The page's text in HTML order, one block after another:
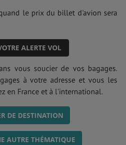
le prix du billet d'avion sera
ALERTE VOL
vous soucier de vos bagages.
à votre adresse et vous les
en France et à l'international.
DE DESTINATION
AUTRE THÉMATIQUE